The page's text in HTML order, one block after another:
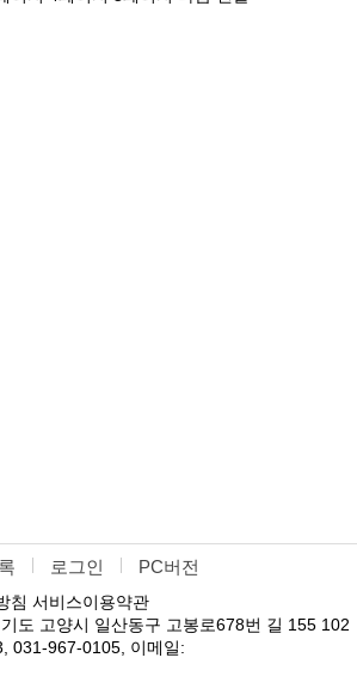
로그인 PC버전
침 서비스이용약관
도 고양시 일산동구 고봉로678번 길 155 102
031-967-0105, 이메일: